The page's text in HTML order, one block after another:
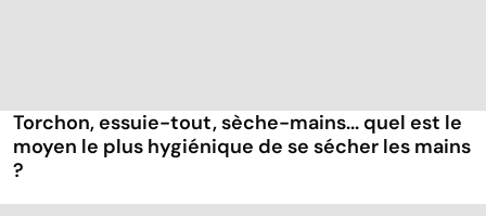
Torchon, essuie-tout, sèche-mains... quel est le
moyen le plus hygiénique de se sécher les mains
?